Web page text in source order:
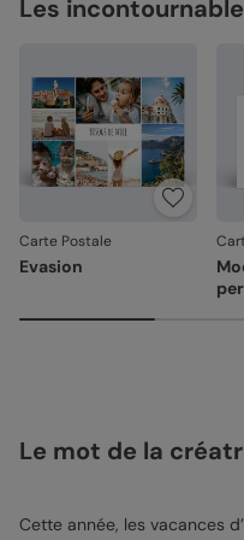
Les
Carte Postale
Evasion
Le mot de la
Cette année, les vacances